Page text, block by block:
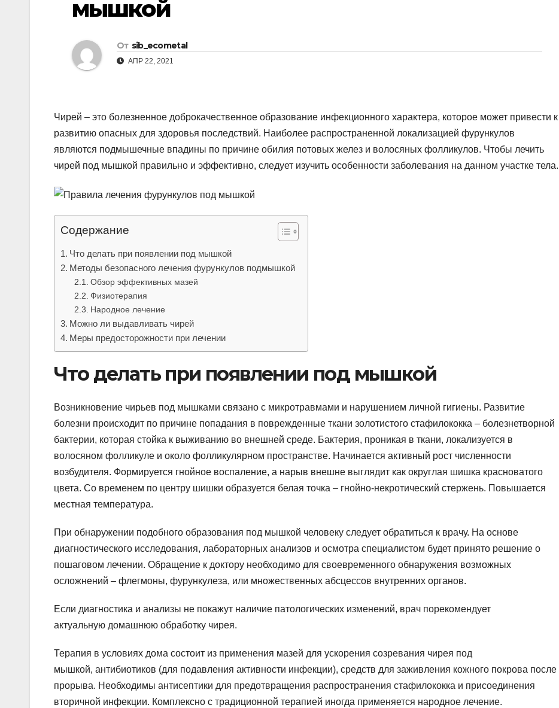
мышкой
От sib_ecometal
АПР 22, 2021
Чирей – это болезненное доброкачественное образование инфекционного характера, которое может привести к
развитию опасных для здоровья последствий. Наиболее распространенной локализацией фурункулов
являются подмышечные впадины по причине обилия потовых желез и волосяных фолликулов. Чтобы лечить
чирей под мышкой правильно и эффективно, следует изучить особенности заболевания на данном участке тела.
Содержание
Что делать при появлении под мышкой
Методы безопасного лечения фурункулов подмышкой
Обзор эффективных мазей
Физиотерапия
Народное лечение
Можно ли выдавливать чирей
Меры предосторожности при лечении
Что делать при появлении под мышкой
Возникновение чирьев под мышками связано с микротравмами и нарушением личной гигиены. Развитие
болезни происходит по причине попадания в поврежденные ткани золотистого стафилококка – болезнетворной
бактерии, которая стойка к выживанию во внешней среде. Бактерия, проникая в ткани, локализуется в
волосяном фолликуле и около фолликулярном пространстве. Начинается активный рост численности
возбудителя. Формируется гнойное воспаление, а нарыв внешне выглядит как округлая шишка красноватого
цвета. Со временем по центру шишки образуется белая точка – гнойно-некротический стержень. Повышается
местная температура.
При обнаружении подобного образования под мышкой человеку следует обратиться к врачу. На основе
диагностического исследования, лабораторных анализов и осмотра специалистом будет принято решение о
пошаговом лечении. Обращение к доктору необходимо для своевременного обнаружения возможных
осложнений – флегмоны, фурункулеза, или множественных абсцессов внутренних органов.
Если диагностика и анализы не покажут наличие патологических изменений, врач порекомендует
актуальную домашнюю обработку чирея.
Терапия в условиях дома состоит из применения мазей для ускорения созревания чирея под
мышкой, антибиотиков (для подавления активности инфекции), средств для заживления кожного покрова после
прорыва. Необходимы антисептики для предотвращения распространения стафилококка и присоединения
вторичной инфекции. Комплексно с традиционной терапией иногда применяется народное лечение.